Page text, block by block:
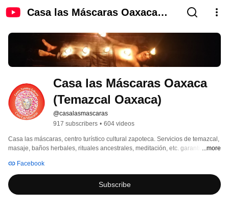
Casa las Máscaras Oaxaca
Casa las Máscaras Oaxaca
(Temazcal Oaxaca)
@casalasmascaras
917 subscribers • 604 videos
Casa las máscaras, centro turístico cultural zapoteca. Servicios de temazcal,
masaje, baños herbales, rituales ancestrales, meditación, etc. garantizamos
está ubicado al pie de una majestuosa montaña, a escasos 20 minutos al
norte de la ciudad de Oaxaca. Su profunda tranquilidad, lo hacen un lugar
místico. Casa las máscaras está rodeada de atractivos naturales, que, por su
antigüedad e historia, la convierten en un punto obligado a conocer.
...more
Facebook
Subscribe